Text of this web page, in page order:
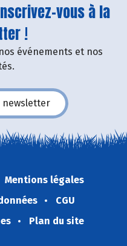
vous à la
!
événements et nos
Mentions légales
CGU
Plan du site